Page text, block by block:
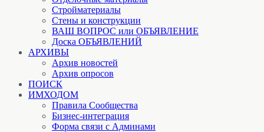
Стройматериалы
Стены и конструкции
ВАШ ВОПРОС или ОБЪЯВЛЕНИЕ
Доска ОБЪЯВЛЕНИЙ
АРХИВЫ
Архив новостей
Архив опросов
ПОИСК
ИМХОДОМ
Правила Сообщества
Бизнес-интеграция
Форма связи с Админами